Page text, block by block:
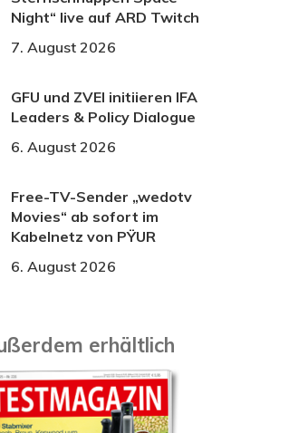
Night“ live auf ARD Twitch
7. August 2026
GFU und ZVEI initiieren IFA
Leaders & Policy Dialogue
6. August 2026
Free-TV-Sender „wedotv
Movies“ ab sofort im
Kabelnetz von PŸUR
6. August 2026
erhältlich